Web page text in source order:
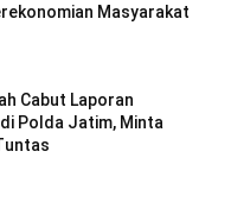
Masyarakat
Cabut Laporan
Polda Jatim, Minta